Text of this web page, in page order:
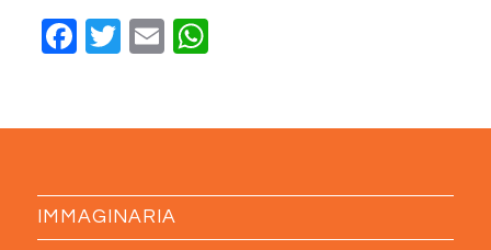
Facebook
Twitter
EmailWhatsApp
IMMAGINARIA